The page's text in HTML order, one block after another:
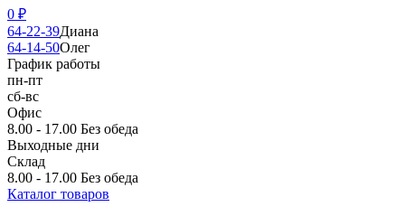
0 ₽
64-22-39Диана
64-14-50Олег
График работы
пн-пт
сб-вс
Офис
8.00 - 17.00 Без обеда
Выходные дни
Склад
8.00 - 17.00 Без обеда
Каталог товаров